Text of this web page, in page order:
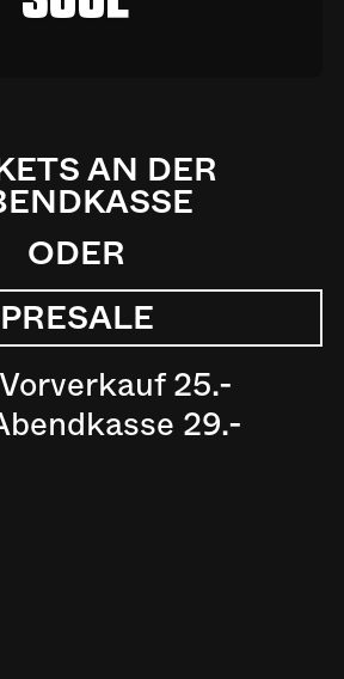
AN DER
ODER
PRESALE
Vorverkauf 25.-
29.-